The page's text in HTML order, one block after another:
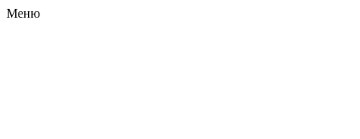
Меню